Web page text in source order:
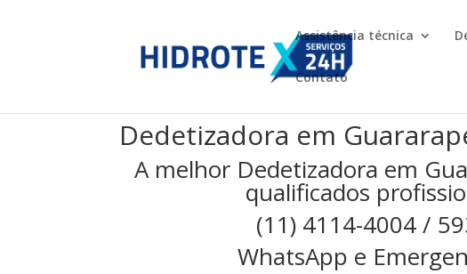
Assistência técnica
Contato
Dedetizadora em
A melhor Dedetizadora em
qualificados
(11) 4114-4004 /
WhatsApp e